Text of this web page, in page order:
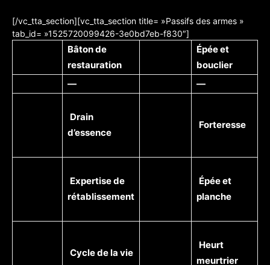
[/vc_tta_section][vc_tta_section title= »Passifs des armes »
tab_id= »1525720099426-3e0bd7eb-f830″]
Bâton de
restauration
Épée et
bouclier
—
—
Drain
d’essence
Forteresse
Expertise de
rétablissement
Épée et
planche
Cycle de la vie
Heurt
meurtrier